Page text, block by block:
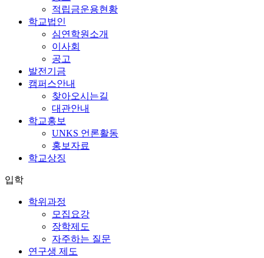
적립금운용현황
학교법인
심연학원소개
이사회
공고
발전기금
캠퍼스안내
찾아오시는길
대관안내
학교홍보
UNKS 언론활동
홍보자료
학교상징
입학
학위과정
모집요강
장학제도
자주하는 질문
연구생 제도